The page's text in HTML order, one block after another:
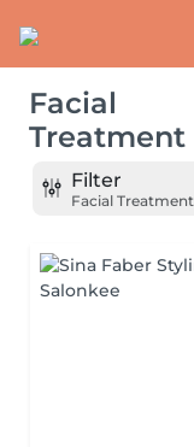
Facial
Treatment
Filter
Facial Treatment